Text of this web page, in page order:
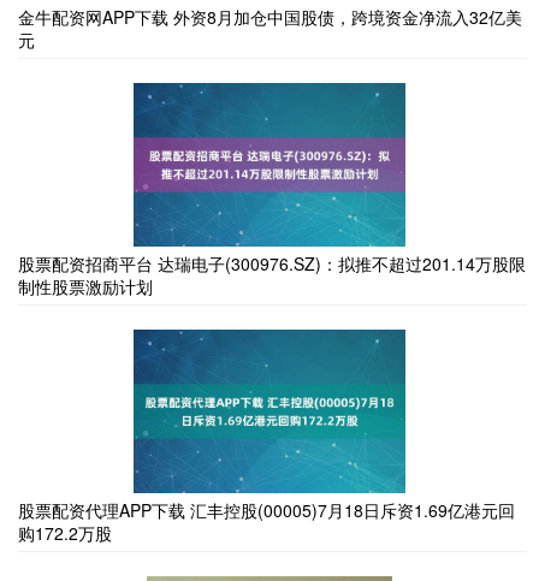
金牛配资网APP下载 外资8月加仓中国股债，跨境资金净流入32亿美
元
股票配资招商平台 达瑞电子(300976.SZ)：拟推不超过201.14万股限
制性股票激励计划
股票配资代理APP下载 汇丰控股(00005)7月18日斥资1.69亿港元回
购172.2万股